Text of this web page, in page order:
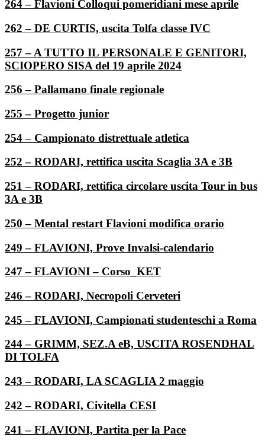
264 – Flavioni Colloqui pomeridiani mese aprile
262 – DE CURTIS, uscita Tolfa classe IVC
257 – A TUTTO IL PERSONALE E GENITORI,
SCIOPERO SISA del 19 aprile 2024
256 – Pallamano finale regionale
255 – Progetto junior
254 – Campionato distrettuale atletica
252 – RODARI, rettifica uscita Scaglia 3A e 3B
251 – RODARI, rettifica circolare uscita Tour in bus
3A e 3B
250 – Mental restart Flavioni modifica orario
249 – FLAVIONI, Prove Invalsi-calendario
247 – FLAVIONI – Corso_KET
246 – RODARI, Necropoli Cerveteri
245 – FLAVIONI, Campionati studenteschi a Roma
244 – GRIMM, SEZ.A eB, USCITA ROSENDHAL
DI TOLFA
243 – RODARI, LA SCAGLIA 2 maggio
242 – RODARI, Civitella CESI
241 – FLAVIONI, Partita per la Pace